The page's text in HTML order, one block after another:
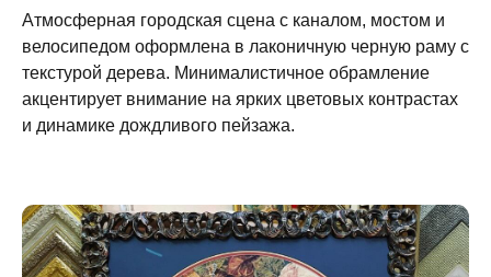
Атмосферная городская сцена с каналом, мостом и
велосипедом оформлена в лаконичную черную раму с
текстурой дерева. Минималистичное обрамление
акцентирует внимание на ярких цветовых контрастах
и динамике дождливого пейзажа.